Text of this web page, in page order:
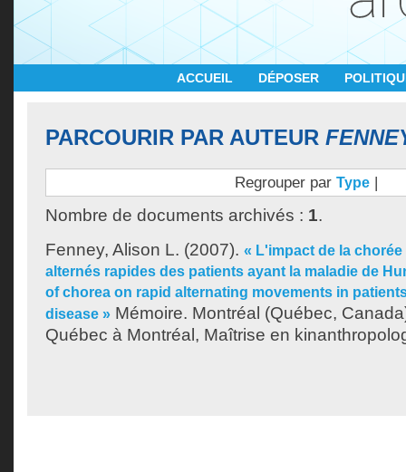
ACCUEIL DÉPOSER
PARCOURIR PAR AUTEUR
Regrouper par Type |
Nombre de documents archivés : 1.
Fenney, Alison L. (2007). « L'impact de la
alternés rapides des patients ayant la maladie de
of chorea on rapid alternating movements in
disease » Mémoire. Montréal (Québec,
Québec à Montréal, Maîtrise en